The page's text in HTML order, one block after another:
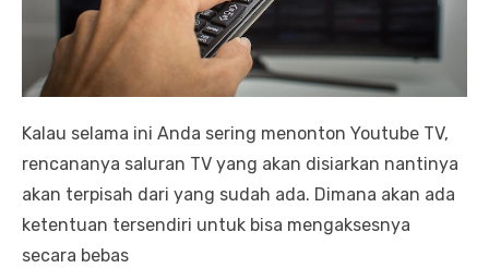
Kalau selama ini Anda sering menonton Youtube TV,
rencananya saluran TV yang akan disiarkan nantinya
akan terpisah dari yang sudah ada. Dimana akan ada
ketentuan tersendiri untuk bisa mengaksesnya
secara bebas